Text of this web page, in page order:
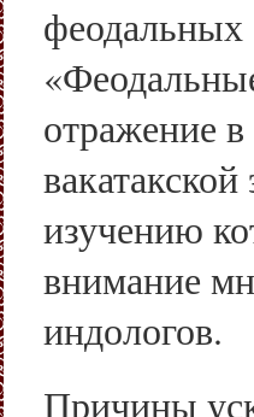
отражение в
изучению
внимание
индологов.
Причины